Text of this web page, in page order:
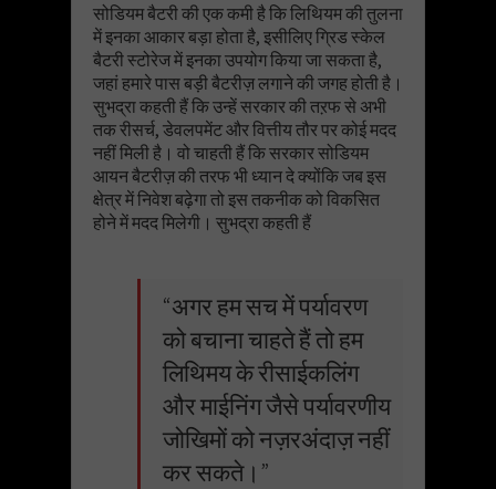
सोडियम बैटरी की एक कमी है कि लिथियम की तुलना
में इनका आकार बड़ा होता है, इसीलिए ग्रिड स्केल
बैटरी स्टोरेज में इनका उपयोग किया जा सकता है,
जहां हमारे पास बड़ी बैटरीज़ लगाने की जगह होती है।
सुभद्रा कहती हैं कि उन्हें सरकार की तऱफ से अभी
तक रीसर्च, डेवलपमेंट और वित्तीय तौर पर कोई मदद
नहीं मिली है। वो चाहती हैं कि सरकार सोडियम
आयन बैटरीज़ की तरफ भी ध्यान दे क्योंकि जब इस
क्षेत्र में निवेश बढ़ेगा तो इस तकनीक को विकसित
होने में मदद मिलेगी। सुभद्रा कहती हैं
“अगर हम सच में पर्यावरण
को बचाना चाहते हैं तो हम
लिथिमय के रीसाईकलिंग
और माईनिंग जैसे पर्यावरणीय
जोखिमों को नज़रअंदाज़ नहीं
कर सकते।”